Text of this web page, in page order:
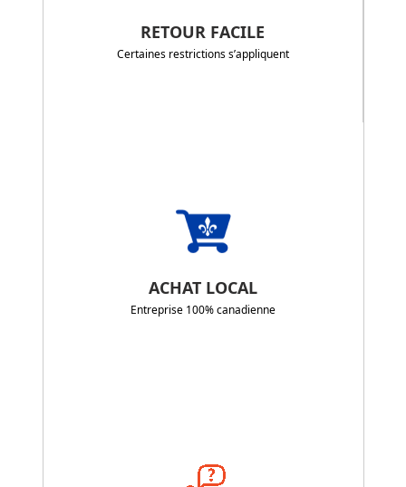
RETOUR FACILE
Certaines restrictions s’appliquent
ACHAT LOCAL
Entreprise 100% canadienne